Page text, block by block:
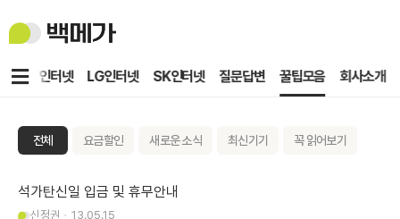
백
메
KT인터넷 LG인터넷 SK인터넷 질문답변 꿀팁모음 회사소개
메
전체 요금할인 새로운 소식 최신기기 꼭 읽어보기
석가탄신일 입금 및 휴무안내
신정권 13.05.15